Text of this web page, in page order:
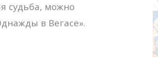
судьба, можно
в Вегасе».